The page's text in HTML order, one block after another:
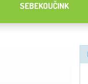
SEBEKOUČINK